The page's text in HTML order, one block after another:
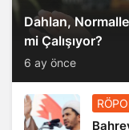
Dahlan,
mi Çalışıyor?
6 ay önce